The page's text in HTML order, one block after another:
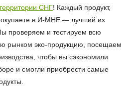
СНГ! Каждый продукт,
в И-МНЕ — лучший из
проверяем и тестируем всю
рынком эко-продукцию, посещаем
чтобы вы сэкономили
и смогли приобрести самые